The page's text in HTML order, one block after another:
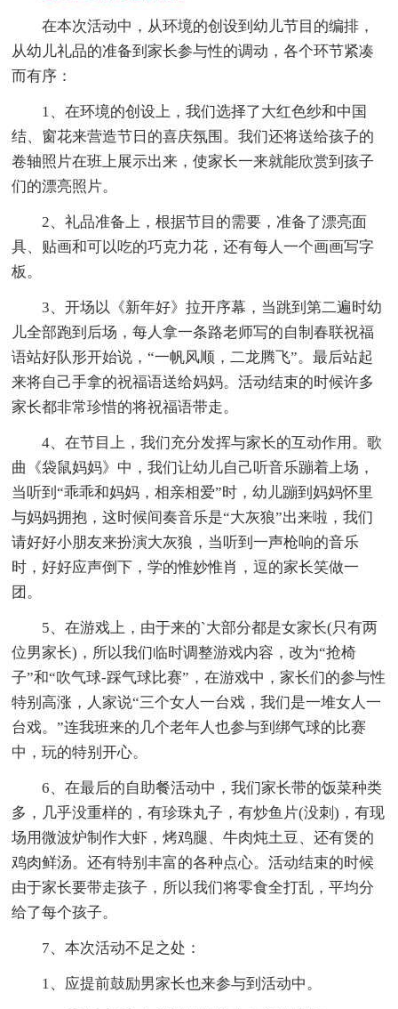
在本次活动中，从环境的创设到幼儿节目的编排，
从幼儿礼品的准备到家长参与性的调动，各个环节紧凑
而有序：
1、在环境的创设上，我们选择了大红色纱和中国
结、窗花来营造节日的喜庆氛围。我们还将送给孩子的
卷轴照片在班上展示出来，使家长一来就能欣赏到孩子
们的漂亮照片。
2、礼品准备上，根据节目的需要，准备了漂亮面
具、贴画和可以吃的巧克力花，还有每人一个画画写字
板。
3、开场以《新年好》拉开序幕，当跳到第二遍时幼
儿全部跑到后场，每人拿一条路老师写的自制春联祝福
语站好队形开始说，“一帆风顺，二龙腾飞”。最后站起
来将自己手拿的祝福语送给妈妈。活动结束的时候许多
家长都非常珍惜的将祝福语带走。
4、在节目上，我们充分发挥与家长的互动作用。歌
曲《袋鼠妈妈》中，我们让幼儿自己听音乐蹦着上场，
当听到“乖乖和妈妈，相亲相爱”时，幼儿蹦到妈妈怀里
与妈妈拥抱，这时候间奏音乐是“大灰狼”出来啦，我们
请好好小朋友来扮演大灰狼，当听到一声枪响的音乐
时，好好应声倒下，学的惟妙惟肖，逗的家长笑做一
团。
5、在游戏上，由于来的`大部分都是女家长(只有两
位男家长)，所以我们临时调整游戏内容，改为“抢椅
子”和“吹气球-踩气球比赛”，在游戏中，家长们的参与性
特别高涨，人家说“三个女人一台戏，我们是一堆女人一
台戏。”连我班来的几个老年人也参与到绑气球的比赛
中，玩的特别开心。
6、在最后的自助餐活动中，我们家长带的饭菜种类
多，几乎没重样的，有珍珠丸子，有炒鱼片(没刺)，有现
场用微波炉制作大虾，烤鸡腿、牛肉炖土豆、还有煲的
鸡肉鲜汤。还有特别丰富的各种点心。活动结束的时候
由于家长要带走孩子，所以我们将零食全打乱，平均分
给了每个孩子。
7、本次活动不足之处：
1、应提前鼓励男家长也来参与到活动中。